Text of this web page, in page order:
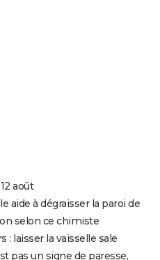
août
aide à dégraisser la paroi de
selon ce chimiste
: laisser la vaisselle sale
pas un signe de paresse,